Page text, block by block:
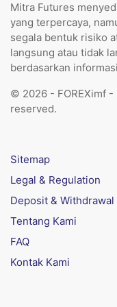
Mitra Futures
yang terpercaya,
segala bentuk risiko
langsung atau tidak
berdasarkan
© 2026 - FOREXimf
reserved.
Sitemap
Legal & Regulation
Deposit & Withdrawal
Tentang Kami
FAQ
Kontak Kami